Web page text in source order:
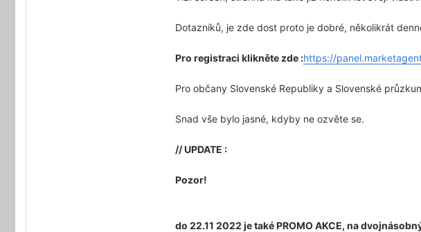
Dotazníků, je zde dost proto je dobré, několikrát
Pro registraci klikněte zde :https://
Pro občany Slovenské Republiky a Slovenské
Snad vše bylo jasné, kdyby ne ozvěte se.
// UPDATE :
Pozor!
do 22.11 2022 je také PROMO AKCE, na